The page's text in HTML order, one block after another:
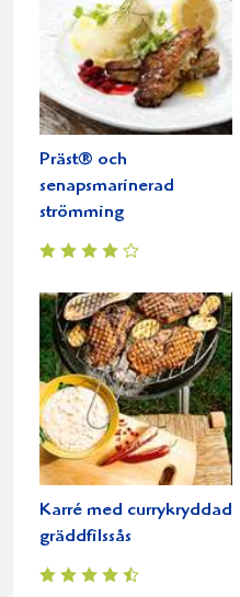
Präst® och
senapsmarinerad
strömming
Karré med currykryddad
gräddfilssås